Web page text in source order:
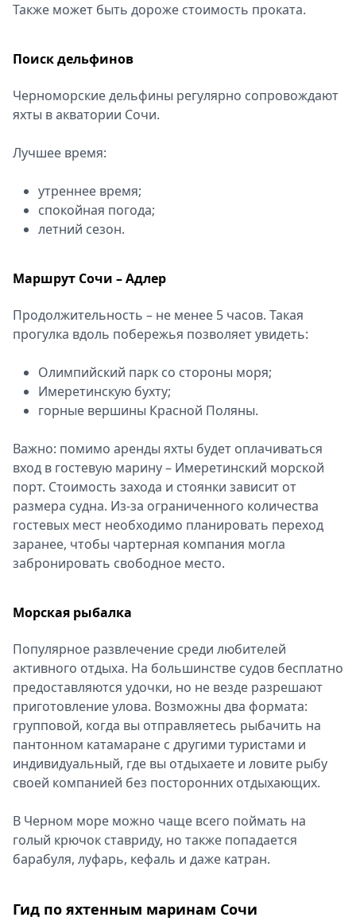
Также может быть дороже стоимость проката.
Поиск дельфинов
Черноморские дельфины регулярно сопровождают
яхты в акватории Сочи.
Лучшее время:
утреннее время;
спокойная погода;
летний сезон.
Маршрут Сочи – Адлер
Продолжительность – не менее 5 часов. Такая
прогулка вдоль побережья позволяет увидеть:
Олимпийский парк со стороны моря;
Имеретинскую бухту;
горные вершины Красной Поляны.
Важно: помимо аренды яхты будет оплачиваться
вход в гостевую марину – Имеретинский морской
порт. Стоимость захода и стоянки зависит от
размера судна. Из-за ограниченного количества
гостевых мест необходимо планировать переход
заранее, чтобы чартерная компания могла
забронировать свободное место.
Морская рыбалка
Популярное развлечение среди любителей
активного отдыха. На большинстве судов бесплатно
предоставляются удочки, но не везде разрешают
приготовление улова. Возможны два формата:
групповой, когда вы отправляетесь рыбачить на
пантонном катамаране с другими туристами и
индивидуальный, где вы отдыхаете и ловите рыбу
своей компанией без посторонних отдыхающих.
В Черном море можно чаще всего поймать на
голый крючок ставриду, но также попадается
барабуля, луфарь, кефаль и даже катран.
Гид по яхтенным маринам Сочи